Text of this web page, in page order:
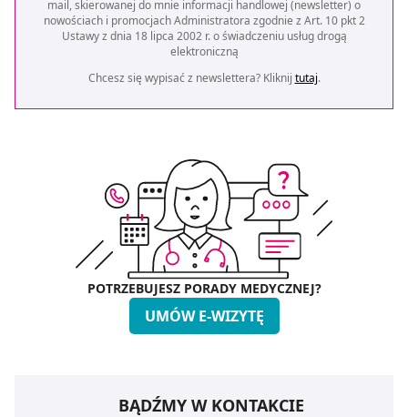
mail, skierowanej do mnie informacji handlowej (newsletter) o
nowościach i promocjach Administratora zgodnie z Art. 10 pkt 2
Ustawy z dnia 18 lipca 2002 r. o świadczeniu usług drogą
elektroniczną
Chcesz się wypisać z newslettera? Kliknij tutaj.
POTRZEBUJESZ PORADY MEDYCZNEJ?
UMÓW E-WIZYTĘ
BĄDŹMY W KONTAKCIE